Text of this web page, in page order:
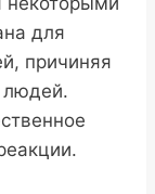
для
причиняя
людей.